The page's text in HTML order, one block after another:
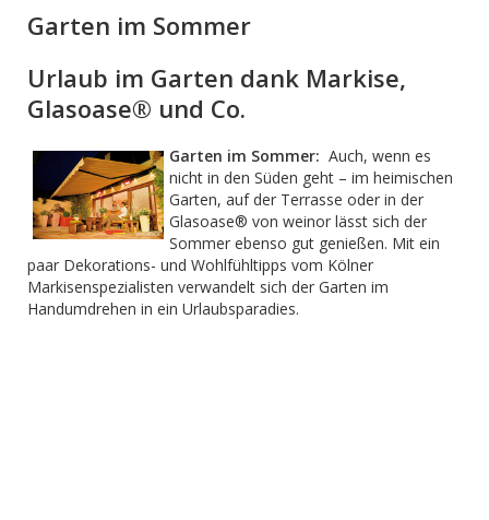
Garten im Sommer
Urlaub im Garten dank Markise,
Glasoase® und Co.
Garten im Sommer: Auch, wenn es
nicht in den Süden geht – im heimischen
Garten, auf der Terrasse oder in der
Glasoase® von weinor lässt sich der
Sommer ebenso gut genießen. Mit ein
paar Dekorations- und Wohlfühltipps vom Kölner
Markisenspezialisten verwandelt sich der Garten im
Handumdrehen in ein Urlaubsparadies.